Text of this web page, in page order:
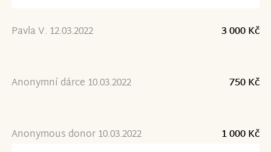
Pavla V. 12.03.2022 3 000 Kč
Anonymní dárce 10.03.2022 750 Kč
Anonymous donor 10.03.2022
1 000 Kč